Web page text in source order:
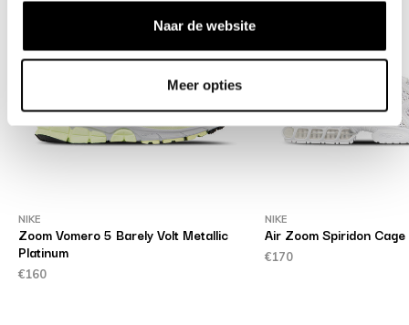
Naar de website
Meer opties
NIKE
Zoom Vomero 5 Barely Volt Metallic
Platinum
€160
NIKE
Air Zoom Spiridon
€170